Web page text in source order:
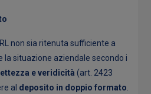
non sia ritenuta sufficiente a
situazione aziendale secondo i
e veridicità (art. 2423
al deposito in doppio formato